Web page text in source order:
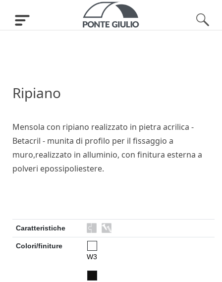
Ripiano
Mensola con ripiano realizzato in pietra acrilica -
Betacril - munita di profilo per il fissaggio a
muro,realizzato in alluminio, con finitura esterna a
polveri epossipoliestere.
Caratteristiche
Colori/finiture
W3